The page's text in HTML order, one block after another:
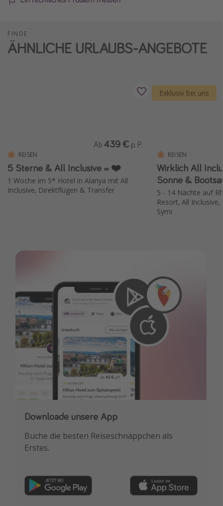
FINDE
ÄHNLICHE URLAUBS-ANGEBOTE
REISEN
5 Sterne & All Inclusive = ❤️
1 Woche im 5* Hotel in Alanya mit All
Inclusive, Direktflügen & Transfer
Ab 439 € p. P.
Exklusiv bei uns
REISEN
Wirklich All
Sonne &
5 - 14 Nächte auf
Resort, All
Symi
Downloade unsere App
Buche die besten Reiseschnäppchen als
Erstes.